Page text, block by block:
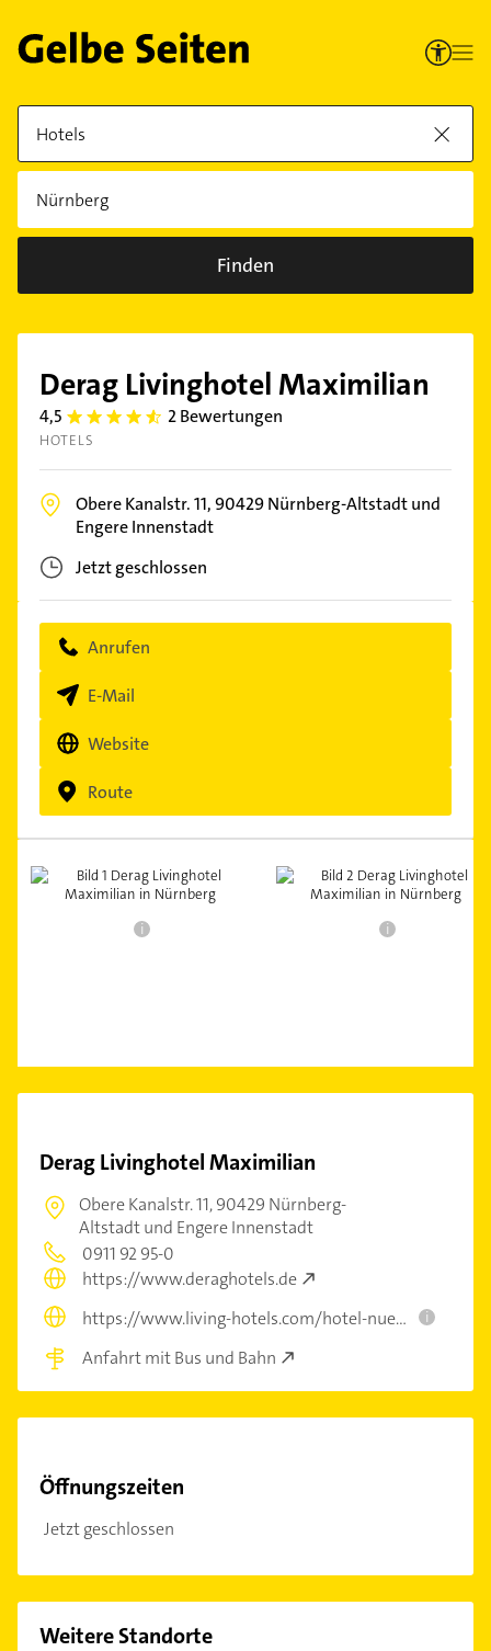
Finden
Derag Livinghotel Maximilian
4,5 4.5 2 Bewertungen
HOTELS
Obere Kanalstr. 11,90429Nürnberg-Altstadt und
Engere Innenstadt
Jetzt geschlossen
Anrufen
E-Mail
Website
Route
i i
Derag Livinghotel Maximilian
Obere Kanalstr. 11,90429 Nürnberg-
Altstadt und Engere Innenstadt
0911 92 95-0
https://www.deraghotels.de
https://www.living-hotels.com/hotel-nuernberg/
i
Anfahrt mit Bus und Bahn
Öffnungszeiten
Jetzt geschlossen
Weitere Standorte